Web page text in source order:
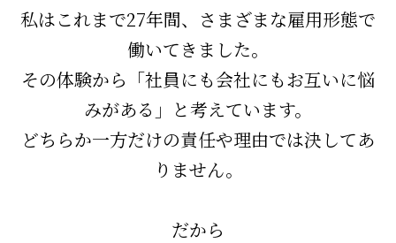
私はこれまで27年間、さまざまな雇用形態で
働いてきました。
その体験から「社員にも会社にもお互いに悩
みがある」と考えています。
どちらか一方だけの責任や理由では決してあ
りません。
だから